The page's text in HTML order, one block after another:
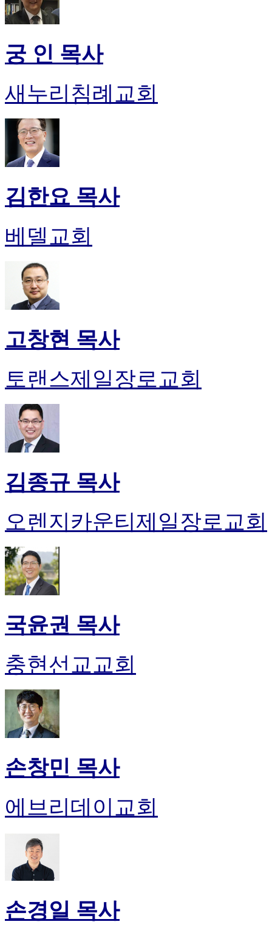
궁 인 목사
새누리침례교회
김한요 목사
베델교회
고창현 목사
토랜스제일장로교회
김종규 목사
오렌지카운티제일장로교회
국윤권 목사
충현선교교회
손창민 목사
에브리데이교회
손경일 목사